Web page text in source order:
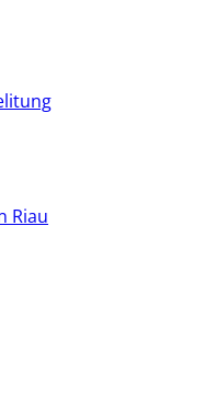
Riau